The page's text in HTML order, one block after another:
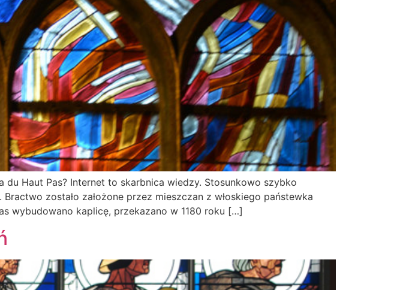
du Haut Pas? Internet to skarbnica wiedzy. Stosunkowo szybko
zostało założone przez mieszczan z włoskiego państewka
wybudowano kaplicę, przekazano w 1180 roku […]